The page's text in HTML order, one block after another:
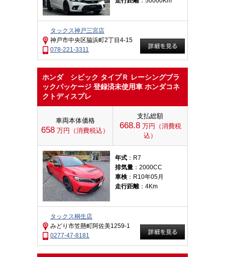
タックス神戸三宮店
神戸市中央区脇浜町2丁目4-15
078-221-3311
ホンダ シビック タイプＲ レーシングブラ
ックパッケージ 登録済未使用車 ホンダコネ
クトディスプレ
車両本体価格
658 万円（消費税込）
支払総額
668.8万円（消費税
込）
年式 ：R7
排気量 ：2000CC
車検 ：R10年05月
走行距離：4Km
タックス桐生店
みどり市笠懸町阿佐美1259-1
0277-47-8181